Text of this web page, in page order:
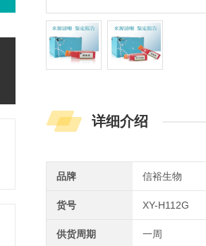
详细介绍
品牌 信裕生物
货号 XY-H112G
供货周期 一周